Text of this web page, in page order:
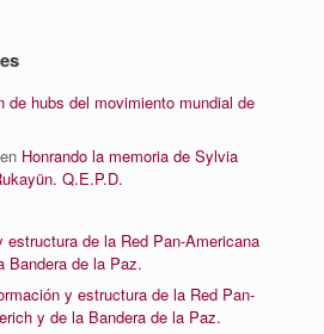
de hubs del movimiento mundial de
en Honrando la memoria de Sylvia
Q.E.P.D.
estructura de la Red Pan-Americana
Bandera de la Paz.
y estructura de la Red Pan-
y de la Bandera de la Paz.